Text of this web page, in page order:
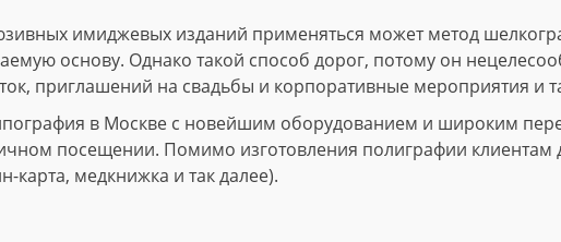
имиджевых изданий применяться может метод
основу. Однако такой способ дорог, потому он
приглашений на свадьбы и корпоративные мероприятия и
в Москве с новейшим оборудованием и широким
посещении. Помимо изготовления полиграфии клиентам
карта, медкнижка и так далее).